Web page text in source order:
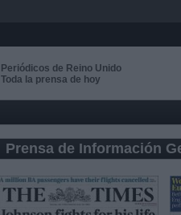
Periódicos de Reino Unido
Toda la prensa de hoy
Prensa de Información